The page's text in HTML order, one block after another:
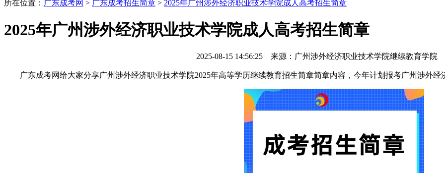
所在位置： 广东成考网 > 广东成考招生简章 > 2025年广州涉外经济职业技术学院成人高考招生简章
2025年广州涉外经济职业技术学院成人高考招生简章
2025-08-15 14:56:25 来源：广州涉外经济职业技术学院继续教育学院
广东成考网给大家分享广州涉外经济职业技术学院2025年高等学历继续教育招生简章简章内容，今年计划报考广州涉外经